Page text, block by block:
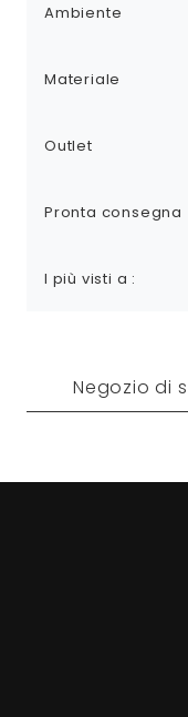
Ambiente
Materiale
Outlet
Pronta consegna
I più visti a :
Negozio di